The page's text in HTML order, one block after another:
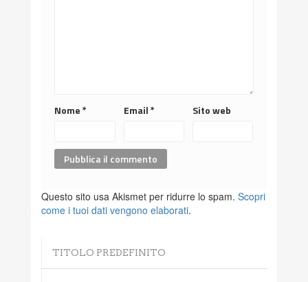
Nome* Email* Sito web
Questo sito usa Akismet per ridurre lo spam. Scopri
come i tuoi dati vengono elaborati.
TITOLO PREDEFINITO